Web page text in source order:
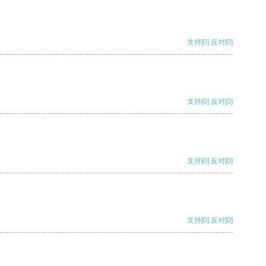
支持[0] 反对[0]
支持[0] 反对[0]
支持[0] 反对[0]
支持[0] 反对[0]